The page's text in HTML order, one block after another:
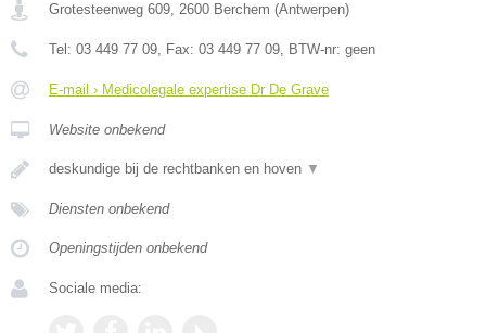
Grotesteenweg 609, 2600 Berchem (Antwerpen)
Tel: 03 449 77 09, Fax: 03 449 77 09, BTW-nr: geen
E-mail › Medicolegale expertise Dr De Grave
Website onbekend
deskundige bij de rechtbanken en hoven ▼
Diensten onbekend
Openingstijden onbekend
Sociale media: